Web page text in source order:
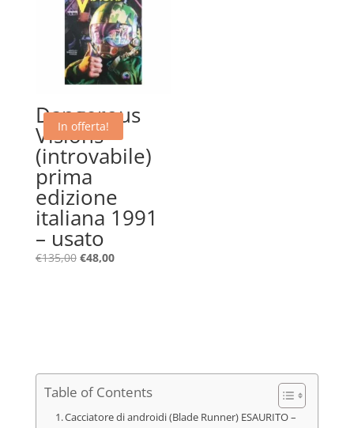
In offerta!
Dangerous
Visions –
(introvabile)
prima
edizione
italiana 1991
– usato
€135,00 Il
€48,00Il
Table of Contents
Cacciatore di androidi (Blade Runner) ESAURITO –